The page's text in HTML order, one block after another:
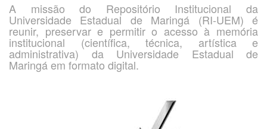
A missão do Repositório Institucional da
Universidade Estadual de Maringá (RI-UEM) é
reunir, preservar e permitir o acesso à memória
institucional (científica, técnica, artística e
administrativa) da Universidade Estadual de
Maringá em formato digital.